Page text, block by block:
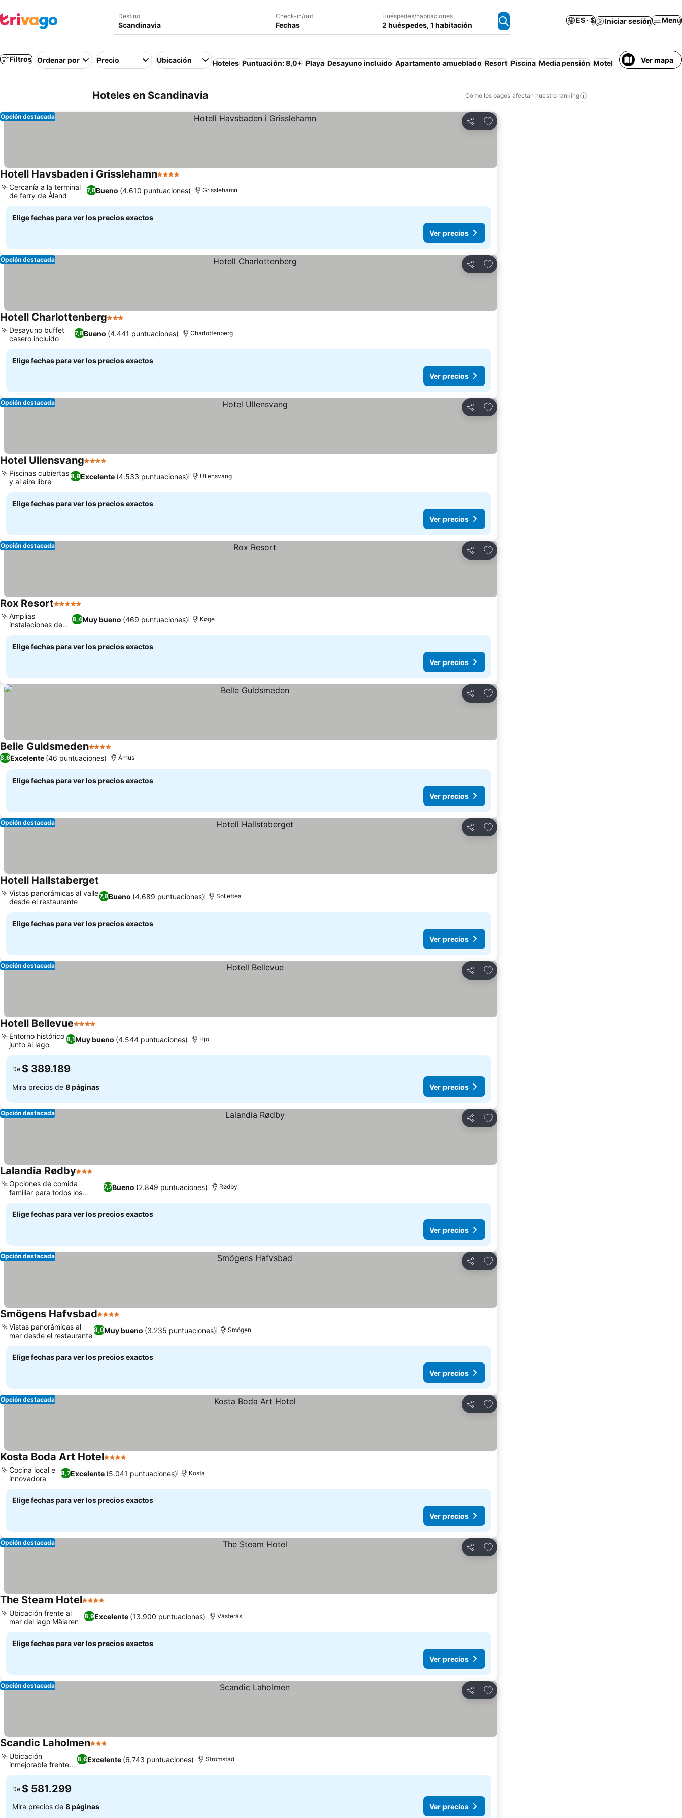
Destino Check-in/out
Fechas
Huéspedes/habitaciones
2 huéspedes, 1 habitación
ES · $ Iniciar sesión Menú
Filtros Ordenar por Precio Ubicación Hoteles Puntuación: 8,0+ Playa Desayuno incluido Apartamento amueblado Resort Piscina Media pensión Motel Ver mapa
Hoteles en Scandinavia Cómo los pagos afectan nuestro ranking
Compartir
Agregar a favoritos
Opción destacada
Hotell Havsbaden i Grisslehamn4 Estrellas
7,8Bueno (4.610 puntuaciones)
Cercanía a la terminal
de ferry de Åland
Grisslehamn
Elige fechas para ver los precios exactos
Ver precios
Compartir
Agregar a favoritos
Opción destacada
Hotell Charlottenberg3 Estrellas
7,8Bueno (4.441 puntuaciones)
Desayuno buffet
casero incluido
Charlottenberg
Elige fechas para ver los precios exactos
Ver precios
Compartir
Agregar a favoritos
Opción destacada
Hotel Ullensvang4 Estrellas
8,8Excelente (4.533 puntuaciones)
Piscinas cubiertas
y al aire libre
Ullensvang
Elige fechas para ver los precios exactos
Ver precios
Compartir
Agregar a favoritos
Opción destacada
Rox Resort5 Estrellas
8,4Muy bueno (469 puntuaciones)
Amplias
instalaciones de
piscina
Køge
Elige fechas para ver los precios exactos
Ver precios
Compartir
Agregar a favoritos
Belle Guldsmeden4 Estrellas
8,6Excelente (46 puntuaciones) Århus
Elige fechas para ver los precios exactos
Ver precios
Compartir
Agregar a favoritos
Opción destacada
Hotell Hallstaberget
7,8Bueno (4.689 puntuaciones)
Vistas panorámicas al valle
desde el restaurante
Solleftea
Elige fechas para ver los precios exactos
Ver precios
Compartir
Agregar a favoritos
Opción destacada
Hotell Bellevue4 Estrellas
8,1Muy bueno (4.544 puntuaciones)
Entorno histórico
junto al lago
Hjo
De $ 389.189
Mira precios de 8 páginas Ver precios
Compartir
Agregar a favoritos
Opción destacada
Lalandia Rødby3 Estrellas
7,7Bueno (2.849 puntuaciones)
Opciones de comida
familiar para todos los
gustos
Rødby
Elige fechas para ver los precios exactos
Ver precios
Compartir
Agregar a favoritos
Opción destacada
Smögens Hafvsbad4 Estrellas
8,0Muy bueno (3.235 puntuaciones)
Vistas panorámicas al
mar desde el restaurante
Smögen
Elige fechas para ver los precios exactos
Ver precios
Compartir
Agregar a favoritos
Opción destacada
Kosta Boda Art Hotel4 Estrellas
8,7Excelente (5.041 puntuaciones)
Cocina local e
innovadora
Kosta
Elige fechas para ver los precios exactos
Ver precios
Compartir
Agregar a favoritos
Opción destacada
The Steam Hotel4 Estrellas
8,9Excelente (13.900 puntuaciones)
Ubicación frente al
mar del lago Mälaren
Västeräs
Elige fechas para ver los precios exactos
Ver precios
Compartir
Agregar a favoritos
Opción destacada
Scandic Laholmen3 Estrellas
8,6Excelente (6.743 puntuaciones)
Ubicación
inmejorable frente al
mar
Strömstad
De $ 581.299
Mira precios de 8 páginas Ver precios